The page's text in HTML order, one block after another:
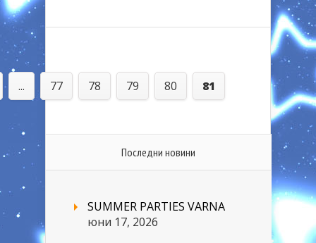
... 77 78 79 80 81
Последни новини
SUMMER PARTIES VARNA
юни 17, 2026